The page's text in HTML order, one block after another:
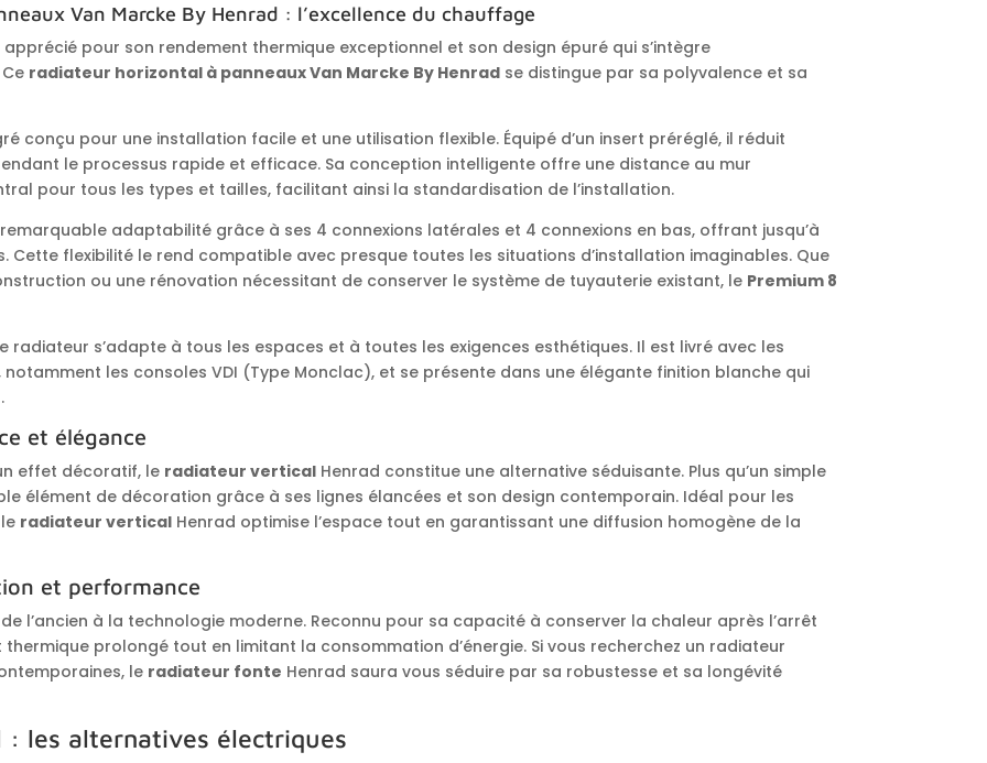
Van Marcke By Henrad : l’excellence du chauffage
pour son rendement thermique exceptionnel et son design épuré qui s’intègre
radiateur horizontal à panneaux Van Marcke By Henrad se distingue par sa polyvalence et sa
conçu pour une installation facile et une utilisation flexible. Équipé d’un insert préréglé, il réduit
le processus rapide et efficace. Sa conception intelligente offre une distance au mur
pour tous les types et tailles, facilitant ainsi la standardisation de l’installation.
remarquable adaptabilité grâce à ses 4 connexions latérales et 4 connexions en bas, offrant jusqu’à
Cette flexibilité le rend compatible avec presque toutes les situations d’installation imaginables. Que
ou une rénovation nécessitant de conserver le système de tuyauterie existant, le Premium 8
radiateur s’adapte à tous les espaces et à toutes les exigences esthétiques. Il est livré avec les
les consoles VDI (Type Monclac), et se présente dans une élégante finition blanche qui
et élégance
effet décoratif, le radiateur vertical Henrad constitue une alternative séduisante. Plus qu’un simple
élément de décoration grâce à ses lignes élancées et son design contemporain. Idéal pour les
radiateur vertical Henrad optimise l’espace tout en garantissant une diffusion homogène de la
et performance
l’ancien à la technologie moderne. Reconnu pour sa capacité à conserver la chaleur après l’arrêt
prolongé tout en limitant la consommation d’énergie. Si vous recherchez un radiateur
le radiateur fonte Henrad saura vous séduire par sa robustesse et sa longévité
les alternatives électriques